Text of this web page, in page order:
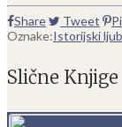
Share Tweet
Oznake:Istorijski
Slične Knjige